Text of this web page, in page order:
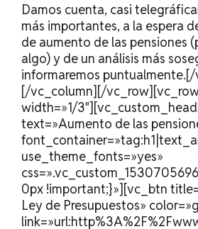
Damos cuenta, casi
más importantes, a la espera
de aumento de las pensiones
algo) y de un análisis más
informaremos
[/vc_column][/
width=»1/
text=»Aumento de las
use_theme_fonts=»yes»
0px !important;}»][vc_btn
Ley de Presupuestos»